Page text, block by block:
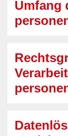
Umfang